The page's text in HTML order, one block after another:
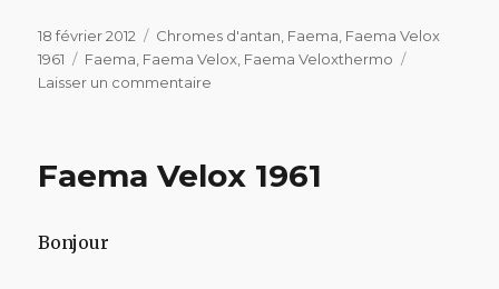
Publié
le
18 février 2012 Catégories
Chromes d'antan Faema Faema Velox
1961
Étiquettes
Faema Faema Velox Faema Veloxthermo
Laisser un commentaire
!
Faema Velox 1961
Bonjour